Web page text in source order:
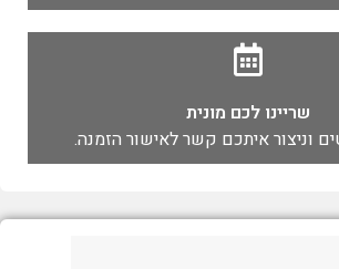
שריינו לכם מונית
וניצור איתכם קשר לאישור הזמנה.